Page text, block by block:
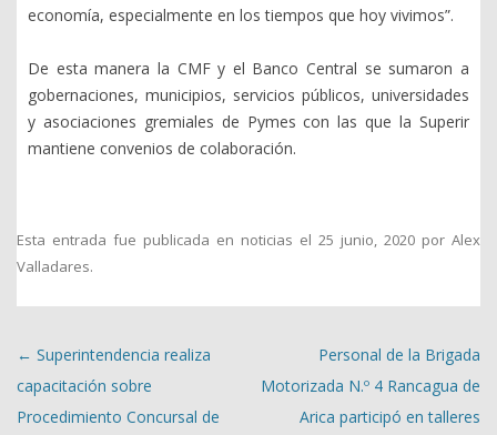
economía, especialmente en los tiempos que hoy vivimos”.
De esta manera la CMF y el Banco Central se sumaron a
gobernaciones, municipios, servicios públicos, universidades
y asociaciones gremiales de Pymes con las que la Superir
mantiene convenios de colaboración.
Esta entrada fue publicada en noticias el 25 junio, 2020 por Alex
Valladares.
Navegación de entradas
← Superintendencia realiza
capacitación sobre
Procedimiento Concursal de
Personal de la Brigada
Motorizada N.º 4 Rancagua de
Arica participó en talleres